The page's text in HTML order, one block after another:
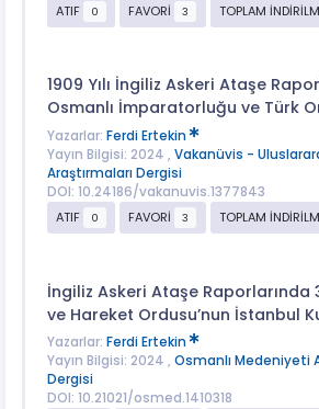
ATIF
0 FAVORİ 3 TOPLAM
1909 Yılı İngiliz Askeri Ataşe
Osmanlı İmparatorluğu ve Türk
Yazarlar: Ferdi Ertekin
Yayın Bilgisi: 2024 , Vakanüvis -
Araştırmaları Dergisi
DOI: 10.24186/vakanuvis.1377843
ATIF
0 FAVORİ 3 TOPLAM
İngiliz Askeri Ataşe Raporlarında
ve Hareket Ordusu’nun İstanbul
Yazarlar: Ferdi Ertekin
Yayın Bilgisi: 2024 , Osmanlı Medeniyeti
Dergisi
DOI: 10.21021/osmed.1410318